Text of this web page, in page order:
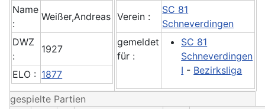
Name
:
Weißer,Andreas
DWZ
:
1927
ELO : 1877
Verein :
SC 81
Schneverdingen
gemeldet
für :
SC 81
Schneverdingen
I - Bezirksliga
gespielte Partien